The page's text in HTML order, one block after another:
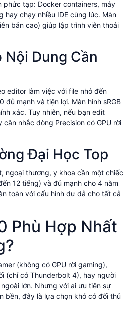
tạp: Docker containers, máy
hay chạy nhiều IDE cùng lúc. Màn
bản cao) giúp lập trình viên thoải
Nội Dung Cần
editor làm việc với file nhỏ đến
đủ mạnh và tiện lợi. Màn hình sRGB
xác. Tuy nhiên, nếu bạn edit
nhắc dòng Precision có GPU rời
Đại Học Top
ngoại thương, y khoa cần một chiếc
12 tiếng) và đủ mạnh cho 4 năm
toàn với cấu hình dư dả cho tất cả
Phù Hợp Nhất
(không có GPU rời gaming),
(chỉ có Thunderbolt 4), hay người
lớn. Nhưng với ai ưu tiên sự
bền, đây là lựa chọn khó có đối thủ